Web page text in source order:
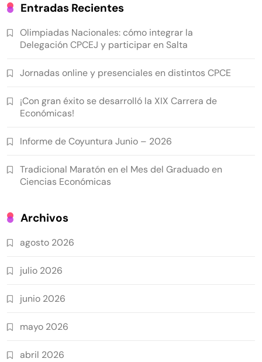
Entradas Recientes
Olimpiadas Nacionales: cómo integrar la
Delegación CPCEJ y participar en Salta
Jornadas online y presenciales en distintos CPCE
¡Con gran éxito se desarrolló la XIX Carrera de
Económicas!
Informe de Coyuntura Junio – 2026
Tradicional Maratón en el Mes del Graduado en
Ciencias Económicas
Archivos
agosto 2026
julio 2026
junio 2026
mayo 2026
abril 2026